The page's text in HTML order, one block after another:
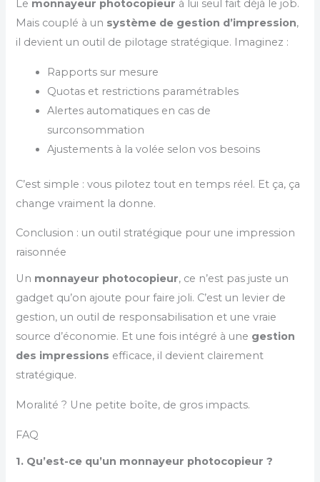
Le monnayeur photocopieur à lui seul fait déjà le job.
Mais couplé à un système de gestion d’impression,
il devient un outil de pilotage stratégique. Imaginez :
Rapports sur mesure
Quotas et restrictions paramétrables
Alertes automatiques en cas de
surconsommation
Ajustements à la volée selon vos besoins
C’est simple : vous pilotez tout en temps réel. Et ça, ça
change vraiment la donne.
Conclusion : un outil stratégique pour une impression
raisonnée
Un monnayeur photocopieur, ce n’est pas juste un
gadget qu’on ajoute pour faire joli. C’est un levier de
gestion, un outil de responsabilisation et une vraie
source d’économie. Et une fois intégré à une gestion
des impressions efficace, il devient clairement
stratégique.
Moralité ? Une petite boîte, de gros impacts.
FAQ
1. Qu’est-ce qu’un monnayeur photocopieur ?